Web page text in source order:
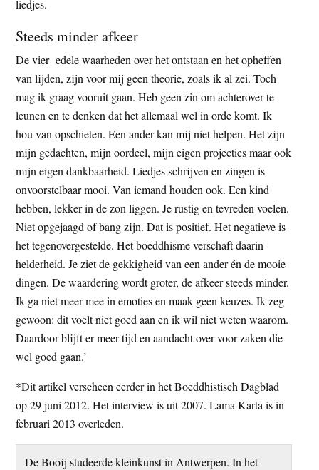
liedjes.
Steeds minder afkeer
De vier edele waarheden over het ontstaan en het opheffen
van lijden, zijn voor mij geen theorie, zoals ik al zei. Toch
mag ik graag vooruit gaan. Heb geen zin om achterover te
leunen en te denken dat het allemaal wel in orde komt. Ik
hou van opschieten. Een ander kan mij niet helpen. Het zijn
mijn gedachten, mijn oordeel, mijn eigen projecties maar ook
mijn eigen dankbaarheid. Liedjes schrijven en zingen is
onvoorstelbaar mooi. Van iemand houden ook. Een kind
hebben, lekker in de zon liggen. Je rustig en tevreden voelen.
Niet opgejaagd of bang zijn. Dat is positief. Het negatieve is
het tegenovergestelde. Het boeddhisme verschaft daarin
helderheid. Je ziet de gekkigheid van een ander én de mooie
dingen. De waardering wordt groter, de afkeer steeds minder.
Ik ga niet meer mee in emoties en maak geen keuzes. Ik zeg
gewoon: dit voelt niet goed aan en ik wil niet weten waarom.
Daardoor blijft er meer tijd en aandacht over voor zaken die
wel goed gaan.’
*Dit artikel verscheen eerder in het Boeddhistisch Dagblad
op 29 juni 2012. Het interview is uit 2007. Lama Karta is in
februari 2013 overleden.
De Booij studeerde kleinkunst in Antwerpen. In het